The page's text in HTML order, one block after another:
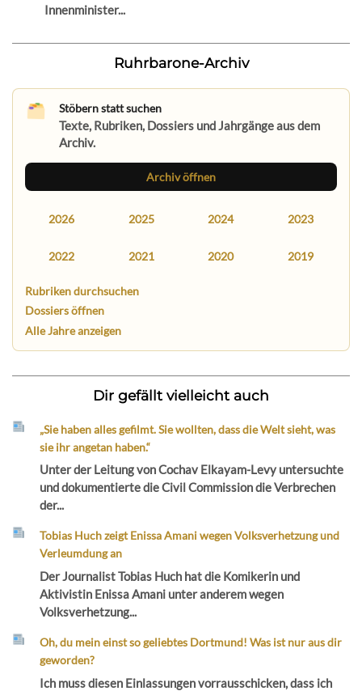
Innenminister...
Ruhrbarone-Archiv
Stöbern statt suchen
Texte, Rubriken, Dossiers und Jahrgänge aus dem
Archiv.
Archiv öffnen
2026 2025 2024 2023
2022 2021 2020 2019
Rubriken durchsuchen
Dossiers öffnen
Alle Jahre anzeigen
Dir gefällt vielleicht auch
„Sie haben alles gefilmt. Sie wollten, dass die Welt sieht, was
sie ihr angetan haben.“
Unter der Leitung von Cochav Elkayam-Levy untersuchte
und dokumentierte die Civil Commission die Verbrechen
der...
Tobias Huch zeigt Enissa Amani wegen Volksverhetzung und
Verleumdung an
Der Journalist Tobias Huch hat die Komikerin und
Aktivistin Enissa Amani unter anderem wegen
Volksverhetzung...
Oh, du mein einst so geliebtes Dortmund! Was ist nur aus dir
geworden?
Ich muss diesen Einlassungen vorrausschicken, dass ich